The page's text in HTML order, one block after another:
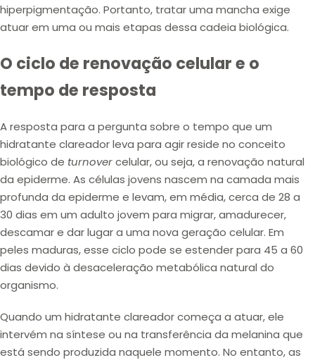
hiperpigmentação. Portanto, tratar uma mancha exige
atuar em uma ou mais etapas dessa cadeia biológica.
O ciclo de renovação celular e o
tempo de resposta
A resposta para a pergunta sobre o tempo que um
hidratante clareador leva para agir reside no conceito
biológico de turnovercelular, ou seja, a renovação natural
da epiderme. As células jovens nascem na camada mais
profunda da epiderme e levam, em média, cerca de 28 a
30 dias em um adulto jovem para migrar, amadurecer,
descamar e dar lugar a uma nova geração celular. Em
peles maduras, esse ciclo pode se estender para 45 a 60
dias devido à desaceleração metabólica natural do
organismo.
Quando um hidratante clareador começa a atuar, ele
intervém na síntese ou na transferência da melanina que
está sendo produzida naquele momento. No entanto, as